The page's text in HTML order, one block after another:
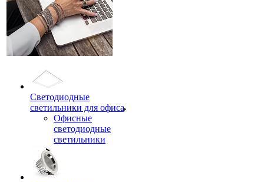
Светодиодные
светильники для офиса
Офисные
светодиодные
светильники